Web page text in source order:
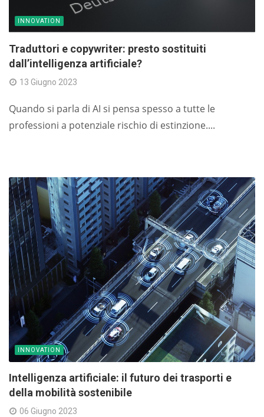
INNOVATION
Traduttori e copywriter: presto sostituiti
dall’intelligenza artificiale?
13 Giugno 2023
Quando si parla di AI si pensa spesso a tutte le
professioni a potenziale rischio di estinzione....
INNOVATION
Intelligenza artificiale: il futuro dei trasporti e
della mobilità sostenibile
06 Giugno 2023